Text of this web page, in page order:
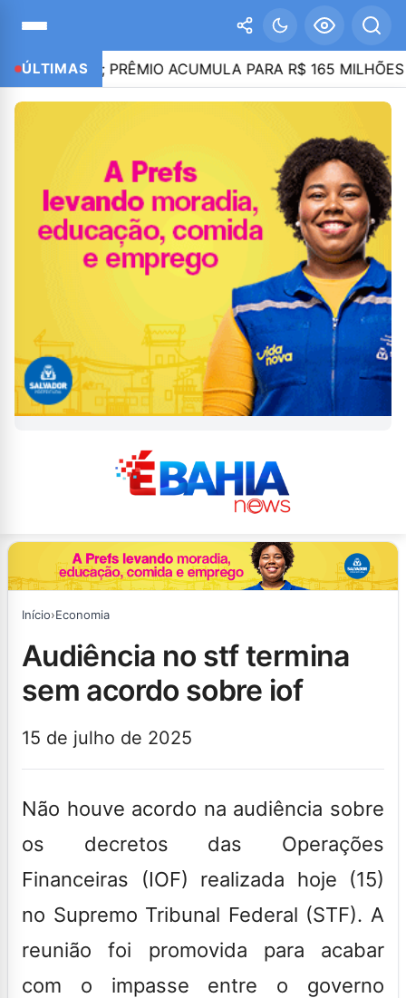
ÚLTIMAS
SENA; PRÊMIO ACUMULA PARA R$ 165 MILHÕES
Início›Economia
audiência no stf termina
sem acordo sobre iof
15 de julho de 2025
Não houve acordo na audiência sobre
os decretos das Operações
Financeiras (IOF) realizada hoje (15)
no Supremo Tribunal Federal (STF). A
reunião foi promovida para acabar
com o impasse entre o governo